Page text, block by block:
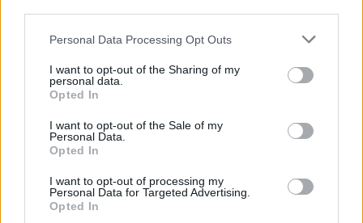
Personal Data Processing Opt Outs
I want to opt-out of the Sharing of my
personal data.
Opted In
I want to opt-out of the Sale of my
Personal Data.
Opted In
I want to opt-out of processing my
Personal Data for Targeted Advertising.
Opted In
historických objektů na vlastním území z účelového fondu.
Ústecká Spolchemie obhájila osvědčení o odpovědném
podnikání
Osvědčení o odpovědném podnikání v chemii Responsible Care
obhájila po dvou letech již podruhé společnost
chemickou a hutní výrobu
uchazečům Svaz chemického průmyslu České republiky. Uvedl to
pro ČIA mluvčí Spolchemie Zdeněk Rytíř.